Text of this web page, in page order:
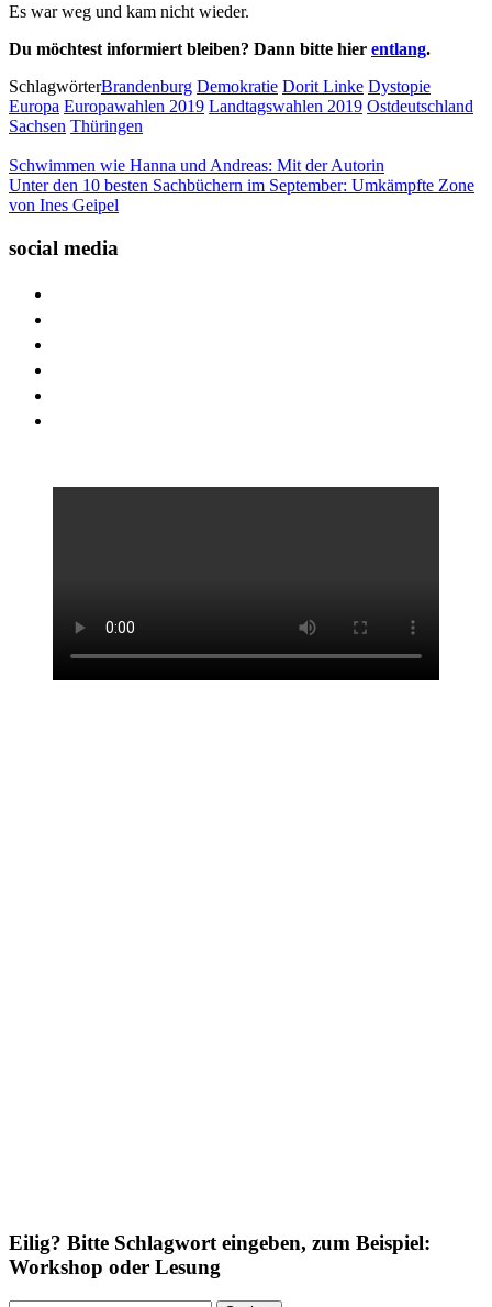
Es war weg und kam nicht wieder.
Du möchtest informiert bleiben? Dann bitte hier entlang.
SchlagwörterBrandenburg Demokratie Dorit Linke Dystopie
Europa Europawahlen 2019 Landtagswahlen 2019 Ostdeutschland
Sachsen Thüringen
Schwimmen wie Hanna und Andreas: Mit der Autorin
Unter den 10 besten Sachbüchern im September: Umkämpfte Zone
von Ines Geipel
social media
Eilig? Bitte Schlagwort eingeben, zum Beispiel:
Workshop oder Lesung